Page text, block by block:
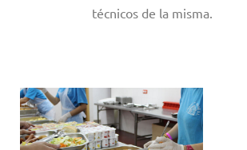
técnicos de la misma.